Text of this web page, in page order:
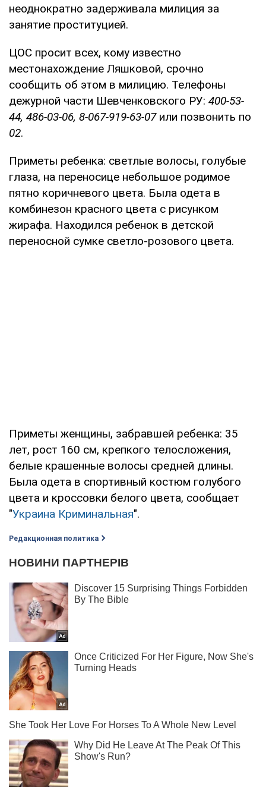
неоднократно задерживала милиция за
занятие проституцией.
ЦОС просит всех, кому известно
местонахождение Ляшковой, срочно
сообщить об этом в милицию. Телефоны
дежурной части Шевченковского РУ: 400-53-
44, 486-03-06, 8-067-919-63-07или позвонить по
02.
Приметы ребенка: светлые волосы, голубые
глаза, на переносице небольшое родимое
пятно коричневого цвета. Была одета в
комбинезон красного цвета с рисунком
жирафа. Находился ребенок в детской
переносной сумке светло-розового цвета.
Приметы женщины, забравшей ребенка: 35
лет, рост 160 см, крепкого телосложения,
белые крашенные волосы средней длины.
Была одета в спортивный костюм голубого
цвета и кроссовки белого цвета, сообщает
"Украина Криминальная".
Редакционная политика